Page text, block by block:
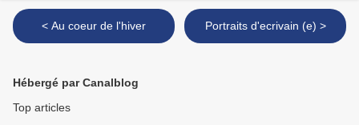
< Au coeur de l'hiver Portraits d'ecrivain (e) >
Hébergé par Canalblog
Top articles